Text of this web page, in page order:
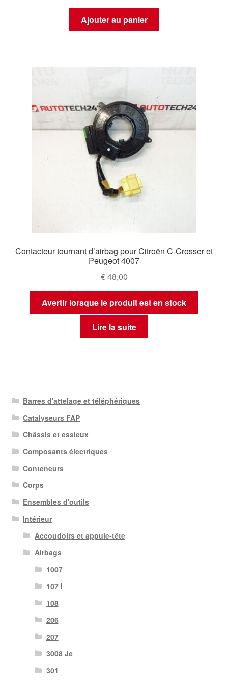
Ajouter au panier
Contacteur tournant d’airbag pour Citroën C-Crosser et
Peugeot 4007
€48,00
Avertir lorsque le produit est en stock
Lire la suite
Barres d'attelage et téléphériques
Catalyseurs FAP
Châssis et essieux
Composants électriques
Conteneurs
Corps
Ensembles d'outils
Intérieur
Accoudoirs et appuie-tête
Airbags
1007
107 I
108
206
207
3008 Je
301